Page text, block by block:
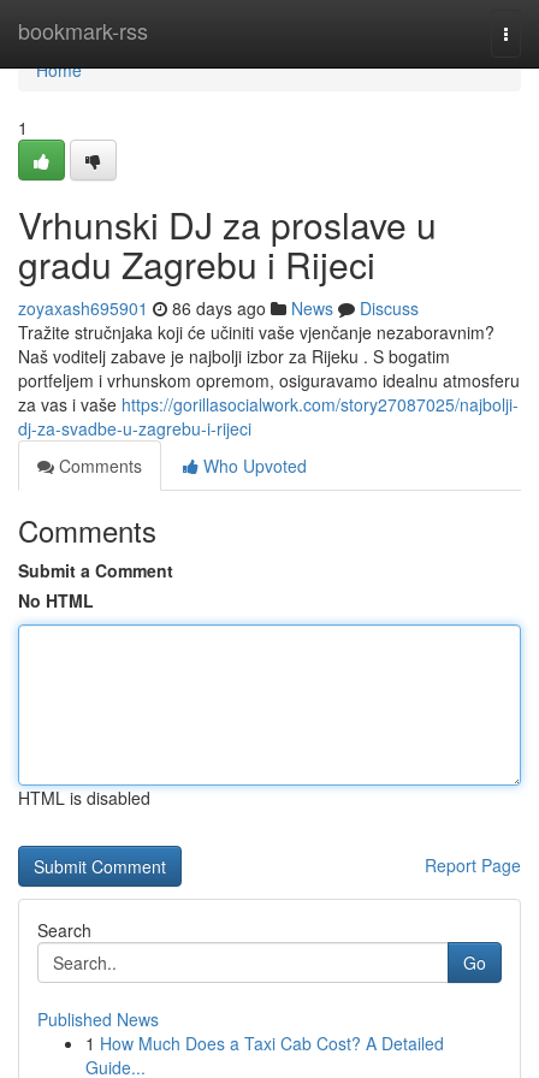
bookmark-rss
Home
Home
1
Vrhunski DJ za proslave u
gradu Zagrebu i Rijeci
zoyaxash695901 86 days ago News
Discuss
Tražite stručnjaka koji će učiniti vaše vjenčanje nezaboravnim?
Naš voditelj zabave je najbolji izbor za Rijeku . S bogatim
portfeljem i vrhunskom opremom, osiguravamo idealnu atmosferu
za vas i vaše https://gorillasocialwork.com/story27087025/najbolji-
dj-za-svadbe-u-zagrebu-i-rijeci
Comments
Who Upvoted
Comments
Submit a Comment
No HTML
HTML is disabled
Report Page
Search
Go
Published News
1 How Much Does a Taxi Cab Cost? A Detailed
Guide...